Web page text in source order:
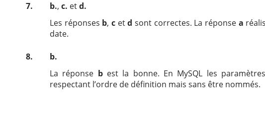
7. b., c. etd.
Les réponses b,c etd sont correctes. La réponse a
date.
8.
b.
La réponse best la bonne. En MySQL les
respectant l’ordre de définition mais sans être nommés.